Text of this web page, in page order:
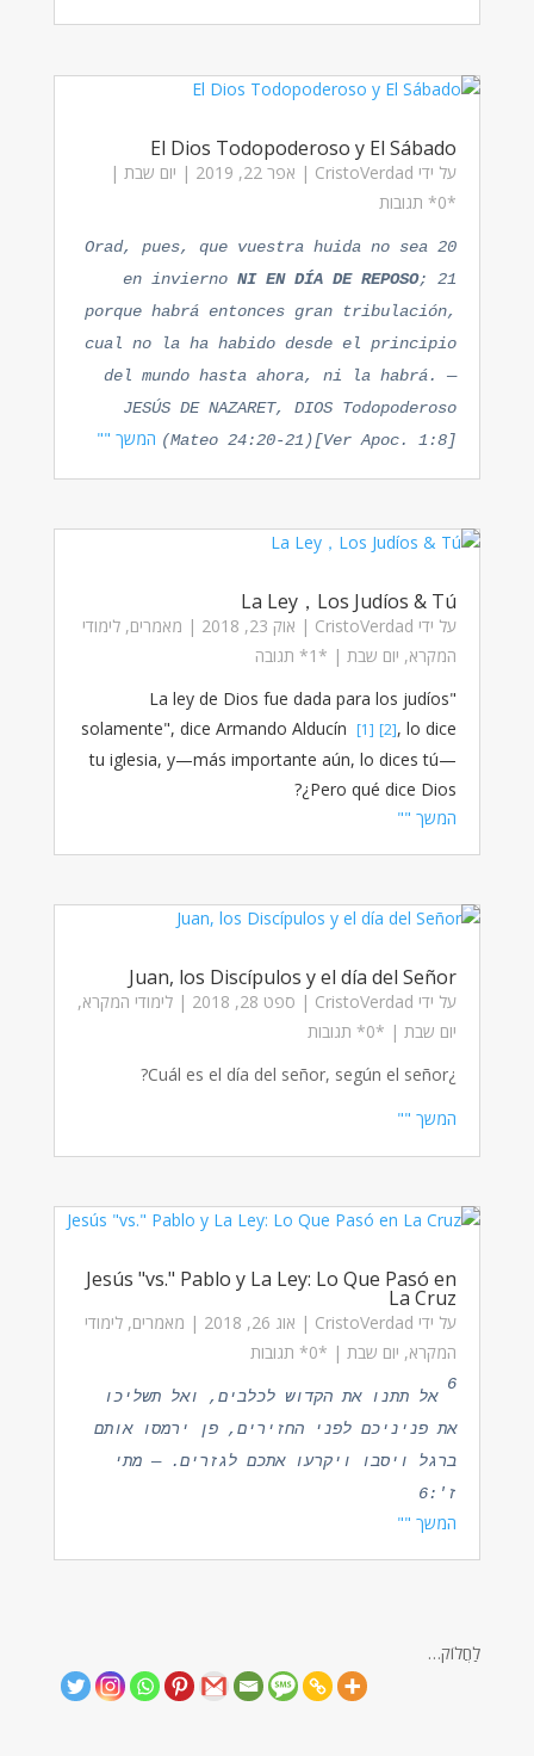
El Dios Todopoderoso y El Sábado
על ידי CristoVerdad
| אפר 22, 2019 | יום שבת |
‏*0* תגובות
20 Orad, pues, que vuestra huida no sea
en inviernoNI EN DÍA DE REPOSO; 21
porque habrá entonces gran tribulación,
cual no la ha habido desde el principio
del mundo hasta ahora, ni la habrá. —
JESÚS DE NAZARET, DIOS Todopoderoso
(Mateo 24:20-21)[Ver Apoc. 1:8] המשך ""
La Ley，Los Judíos & Tú
על ידי CristoVerdad
| אוק 23, 2018 | מאמרים, לימודי
המקרא, יום שבת | ‏*1* תגובה
"La ley de Dios fue dada para los judíos
solamente", dice Armando Alducín
[1] [2], lo dice
tu iglesia, y—más importante aún, lo dices tú—
¿Pero qué dice Dios?
המשך ""
Juan, los Discípulos y el día del Señor
על ידי CristoVerdad
| ספט 28, 2018 | לימודי המקרא,
יום שבת| ‏*0* תגובות
¿Cuál es el día del señor, según el señor?
המשך ""
Jesús "vs." Pablo y La Ley: Lo Que Pasó en
La Cruz
על ידי CristoVerdad
| אוג 26, 2018 | מאמרים, לימודי
המקרא, יום שבת| ‏*0* תגובות
6
אל תתנו את הקדוש לכלבים, ואל תשליכו
את פניניכם לפני החזירים, פן ירמסו אותם
ברגל ויסבו ויקרעו אתכם לגזרים. — מתי
ז':6
המשך ""
לַחֲלוֹק…